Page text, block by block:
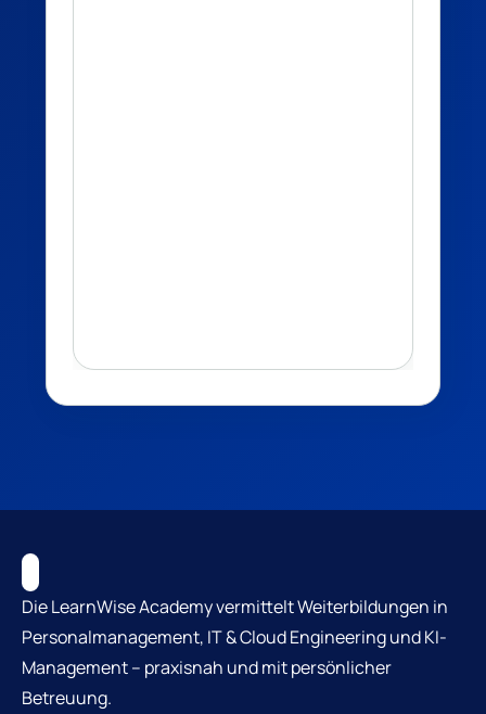
Die LearnWise Academy vermittelt Weiterbildungen in
Personalmanagement, IT & Cloud Engineering und KI-
Management – praxisnah und mit persönlicher
Betreuung.